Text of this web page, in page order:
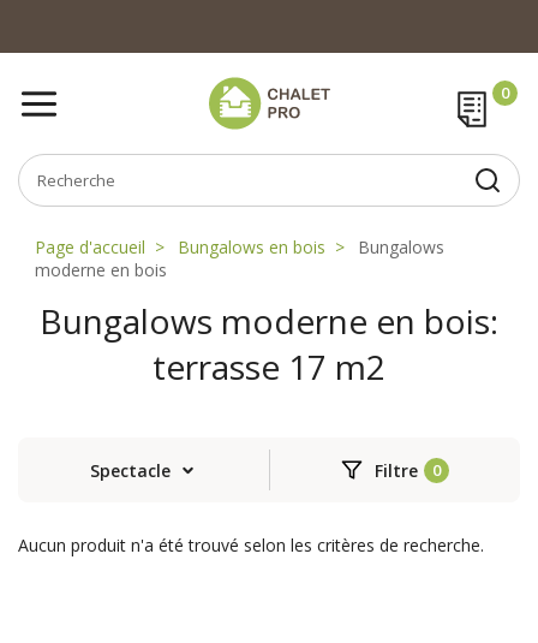
Page d'accueil Bungalows en bois
Bungalows
moderne en bois
Bungalows moderne en bois:
terrasse 17 m2
Spectacle Filtre
Aucun produit n'a été trouvé selon les critères de recherche.